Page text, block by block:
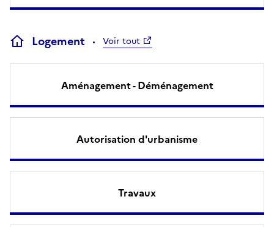
Logement Voir tout
Aménagement - Déménagement
Autorisation d'urbanisme
Travaux